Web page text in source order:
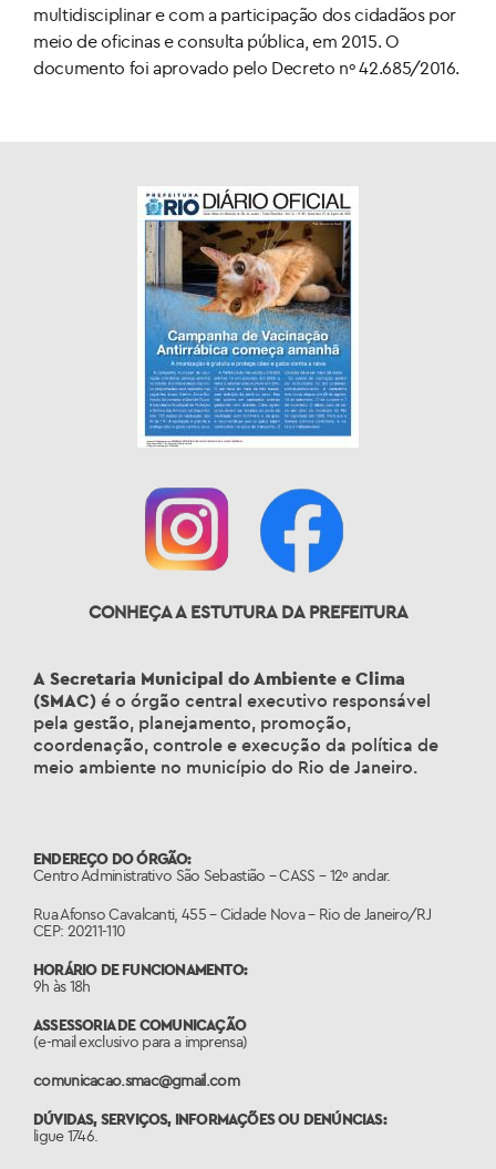
multidisciplinar e com a participação dos cidadãos por
meio de oficinas e consulta pública, em 2015. O
documento foi aprovado pelo Decreto nº 42.685/2016.
CONHEÇA A ESTUTURA DA PREFEITURA
A Secretaria Municipal do Ambiente e Clima
(SMAC) é o órgão central executivo responsável
pela gestão, planejamento, promoção,
coordenação, controle e execução da política de
meio ambiente no município do Rio de Janeiro.
ENDEREÇO DO ÓRGÃO:
Centro Administrativo São Sebastião – CASS – 12º andar.
Rua Afonso Cavalcanti, 455 – Cidade Nova – Rio de Janeiro/RJ
CEP: 20211-110
HORÁRIO DE FUNCIONAMENTO:
9h às 18h
ASSESSORIA DE COMUNICAÇÃO
(e-mail exclusivo para a imprensa)
comunicacao.smac@gmail.com
DÚVIDAS, SERVIÇOS, INFORMAÇÕES OU DENÚNCIAS:
ligue 1746.